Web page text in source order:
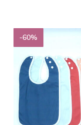
-60%